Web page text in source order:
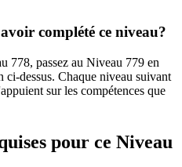
complété ce niveau?
778, passez au Niveau 779 en
dessus. Chaque niveau suivant
sur les compétences que
pour ce Niveau